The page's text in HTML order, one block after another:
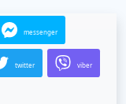
messenger
twitter viber